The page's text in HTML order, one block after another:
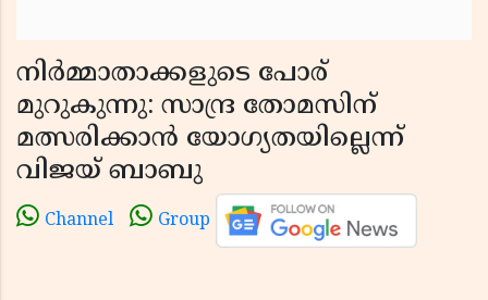
നിർമ്മാതാക്കളുടെ പോര്
മുറുകുന്നു: സാന്ദ്ര തോമസിന്
മത്സരിക്കാൻ യോഗ്യതയില്ലെന്ന്
വിജയ് ബാബു
Channel Group